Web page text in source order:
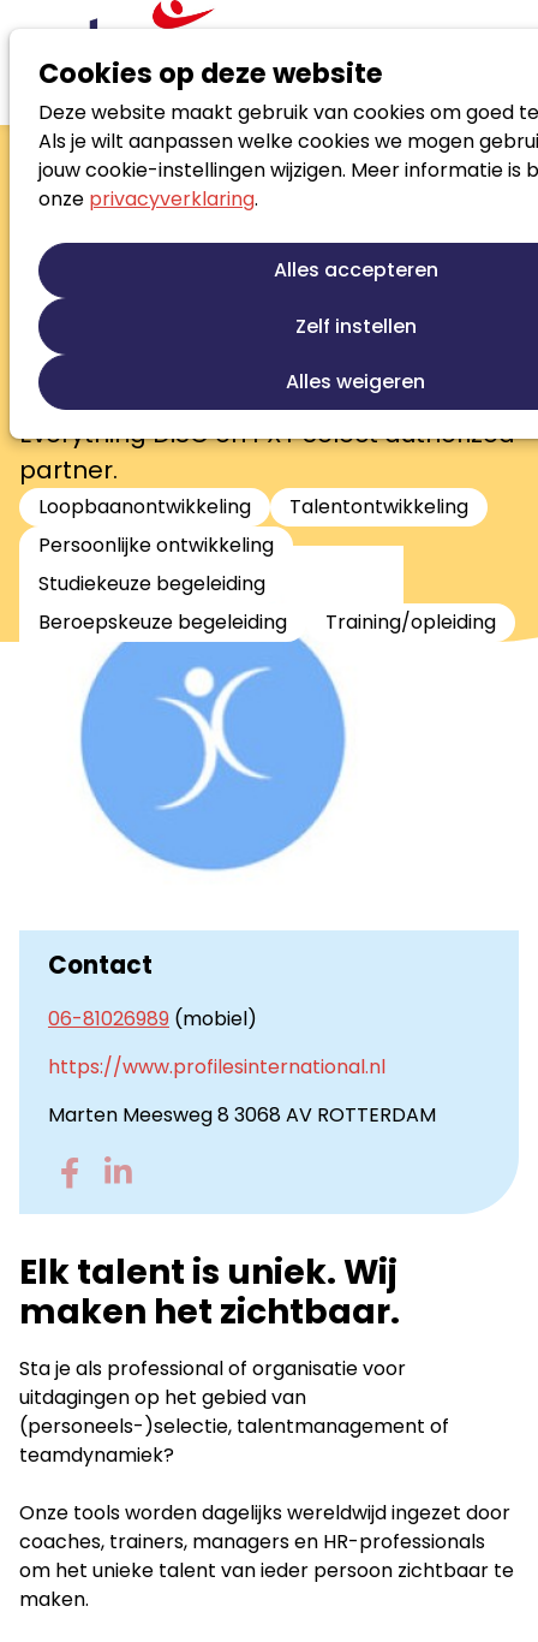
Cookies op deze website
Deze website maakt gebruik van cookies om goed
Als je wilt aanpassen welke cookies we mogen
jouw cookie-instellingen wijzigen. Meer informatie is
onze privacyverklaring.
Alles accepteren
Zelf instellen
Alles weigeren
Zoek loopbaanspecialist
Raymond te
Veldhuis
Ontdek verborgen potentieel met
wetenschappelijk onderbouwde
assessments en tools voor coaching,
talentmanagement en teamdynamiek,
aangepast aan jouw behoeften.
Everything DiSC en PXT Select authorized
partner.
Loopbaanontwikkeling
Talentontwikkeling
Persoonlijke ontwikkeling
Studiekeuze begeleiding
Beroepskeuze begeleiding
Training/opleiding
Contact
06-81026989 (mobiel)
https://www.profilesinternational.nl
Marten Meesweg 8 3068 AV ROTTERDAM
Go
Elk talent is uniek. Wij
maken het zichtbaar.
Sta je als professional of organisatie voor
uitdagingen op het gebied van
(personeels-)selectie, talentmanagement of
teamdynamiek?
Onze tools worden dagelijks wereldwijd ingezet door
coaches, trainers, managers en HR-professionals
om het unieke talent van ieder persoon zichtbaar te
maken.